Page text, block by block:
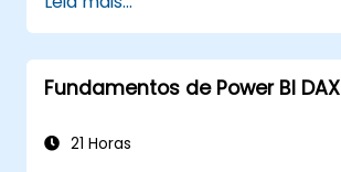
Fundamentos de Power BI DAX
21 Horas